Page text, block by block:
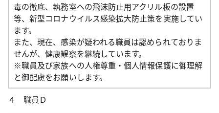
毒の徹底、執務室への飛沫防止用アクリル板の設置
等、新型コロナウイルス感染拡大防止策を実施してい
ます。
また、現在、感染が疑われる職員は認められておりま
せんが、健康観察を継続しています。
※職員及び家族への人権尊重・個人情報保護に御理解
と御配慮をお願いします。
４ 職員Ｄ